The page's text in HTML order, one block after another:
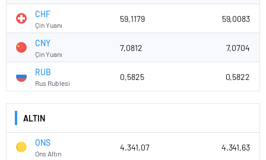
CHF
Çin Yuanı
59,1179 59,0083
CNY
Çin Yuanı
7,0812 7,0704
RUB
Rus Rublesi
0,5825 0,5822
ALTIN
ONS
Ons Altın
4.341,07 4.341,63